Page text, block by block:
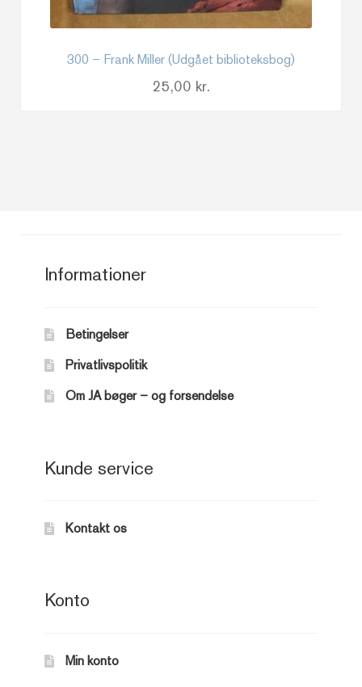
300 – Frank Miller (Udgået biblioteksbog)
25,00 kr.
Informationer
Betingelser
Privatlivspolitik
Om JA bøger – og forsendelse
Kunde service
Kontakt os
Konto
Min konto